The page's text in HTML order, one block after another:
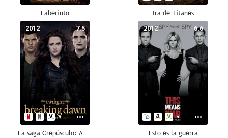
Laberinto Ira de Titanes
7.5
2012
La saga Crepúsculo: Amanecer - Parte 2
6.6
2012
Esto es la guerra